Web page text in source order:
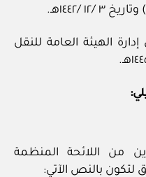
الهيئة العامة للنقل
من اللائحة المنظمة
لتكون بالنص الآتي: